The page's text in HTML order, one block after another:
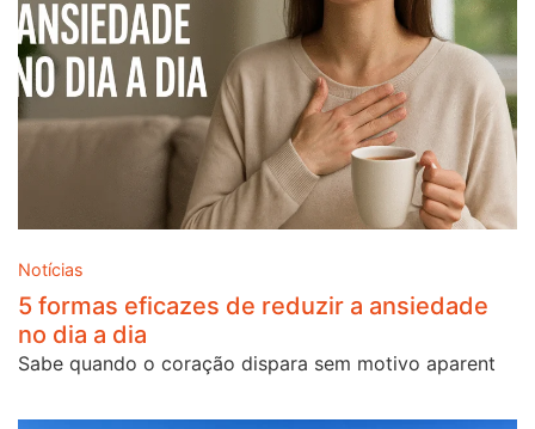
Notícias
5 formas eficazes de reduzir a ansiedade
no dia a dia
Sabe quando o coração dispara sem motivo aparent